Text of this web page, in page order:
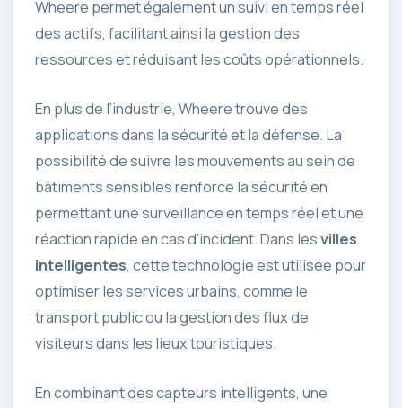
Wheere permet également un suivi en temps réel
des actifs, facilitant ainsi la gestion des
ressources et réduisant les coûts opérationnels.
En plus de l’industrie, Wheere trouve des
applications dans la sécurité et la défense. La
possibilité de suivre les mouvements au sein de
bâtiments sensibles renforce la sécurité en
permettant une surveillance en temps réel et une
réaction rapide en cas d’incident. Dans lesvilles
intelligentes, cette technologie est utilisée pour
optimiser les services urbains, comme le
transport public ou la gestion des flux de
visiteurs dans les lieux touristiques.
En combinant des capteurs intelligents, une